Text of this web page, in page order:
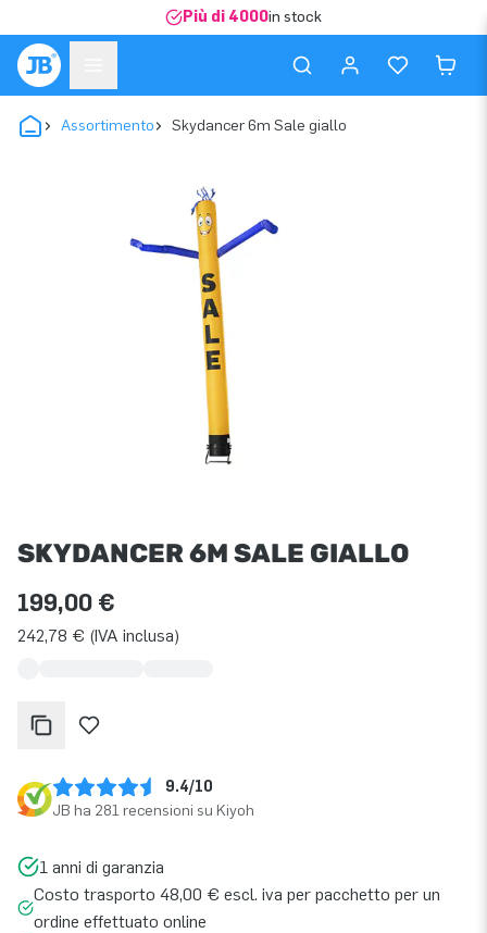
Più di 4000in stock
Assortimento Skydancer 6m Sale giallo
SKYDANCER 6M SALE GIALLO
199,00 €
242,78 € (IVA inclusa)
9.4/10
JB ha 281 recensioni su Kiyoh
1 anni di garanzia
Costo trasporto 48,00 € escl. iva per pacchetto per un
ordine effettuato online